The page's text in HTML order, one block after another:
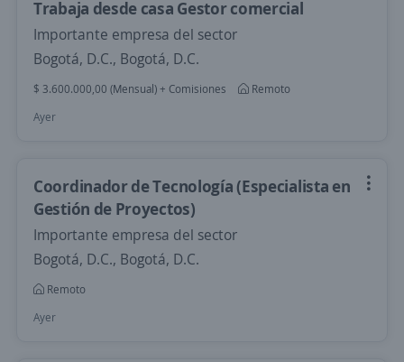
Trabaja desde casa Gestor comercial
Importante empresa del sector
Bogotá, D.C., Bogotá, D.C.
$ 3.600.000,00 (Mensual) + Comisiones
Remoto
Ayer
Coordinador de Tecnología (Especialista en
Gestión de Proyectos)
Importante empresa del sector
Bogotá, D.C., Bogotá, D.C.
Remoto
Ayer